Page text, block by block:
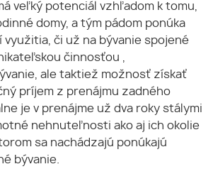
veľký potenciál vzhľadom k tomu,
domy, a tým pádom ponúka
či už na bývanie spojené
činnosťou ,
ale taktiež možnosť získať
príjem z prenájmu zadného
je v prenájme už dva roky stálymi
nehnuteľnosti ako aj ich okolie
sa nachádzajú ponúkajú
bývanie.